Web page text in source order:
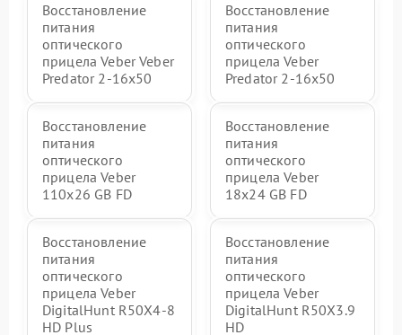
Восстановление
питания
оптического
прицела Veber Veber
Predator 2-16x50
Восстановление
питания
оптического
прицела Veber
Predator 2-16x50
Восстановление
питания
оптического
прицела Veber
110х26 GB FD
Восстановление
питания
оптического
прицела Veber
18x24 GB FD
Восстановление
питания
оптического
прицела Veber
DigitalHunt R50X4-8
HD Plus
Восстановление
питания
оптического
прицела Veber
DigitalHunt R50X3.9
HD